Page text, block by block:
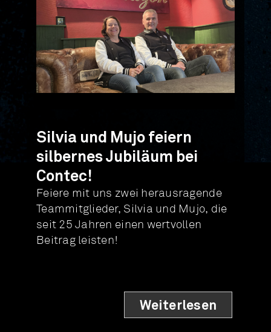
Silvia und Mujo feiern
silbernes Jubiläum bei
Contec!
Feiere mit uns zwei herausragende
Teammitglieder, Silvia und Mujo, die
seit 25 Jahren einen wertvollen
Beitrag leisten!
Weiterlesen